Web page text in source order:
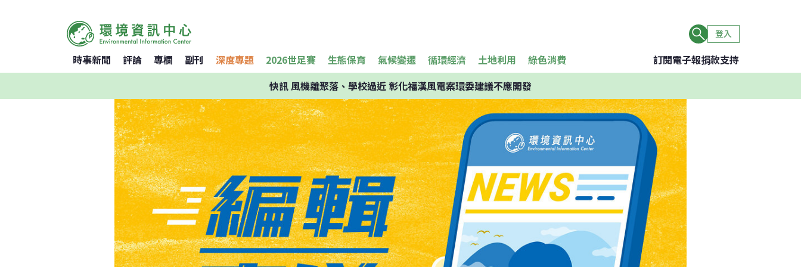
登入
時事新聞 評論 專欄 副刊 深度專題 2026世足賽 生態保育 氣候變遷 循環經濟 土地利用 綠色消費 訂閱電子報捐款支持
快訊風機離聚落、學校過近 彰化福漢風電案環委建議不應開發